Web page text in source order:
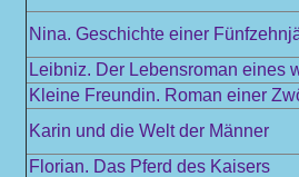
Nina. Geschichte einer
Leibniz. Der Lebensroman eines
Kleine Freundin. Roman einer
Karin und die Welt der Männer
Florian. Das Pferd des Kaisers